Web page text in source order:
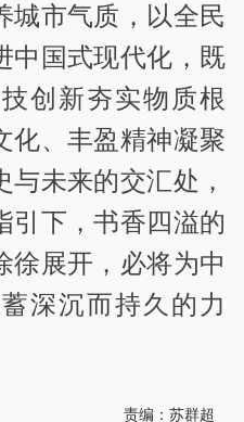
城市气质，以全民
中国式现代化，既
创新夯实物质根
化、丰盈精神凝聚
未来的交汇处，
引下，书香四溢的
徐展开，必将为中
深沉而持久的力
责编：苏群超